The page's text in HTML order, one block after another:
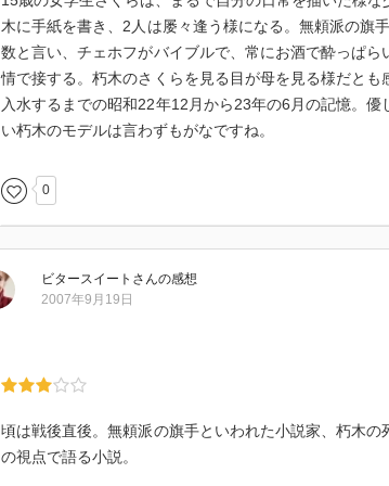
木に手紙を書き、2人は屡々逢う様になる。無頼派の旗
数と言い、チェホフがバイブルで、常にお酒で酔っぱ
情で接する。朽木のさくらを見る目が母を見る様だと
入水するまでの昭和22年12月から23年の6月の記憶。
い朽木のモデルは言わずもがなですね。
0
ビタースイート さんの感想
2007年9月19日
頃は戦後直後。無頼派の旗手といわれた小説家、朽木の
の視点で語る小説。